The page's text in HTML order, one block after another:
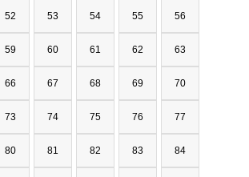
52 53 54 55 56
59 60 61 62 63
66 67 68 69 70
73 74 75 76 77
80 81 82 83 84